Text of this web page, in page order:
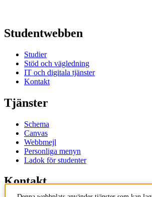
Studentwebben
Studier
Stöd och vägledning
IT och digitala tjänster
Kontakt
Tjänster
Schema
Canvas
Webbmejl
Personliga menyn
Ladok för studenter
Kontakt